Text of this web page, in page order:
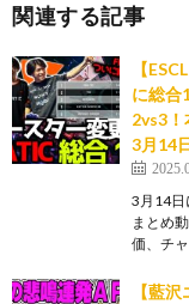
関連する記事
【
に総合
2vs3！
3月14
3月14日
まとめ
価、チ
【藍